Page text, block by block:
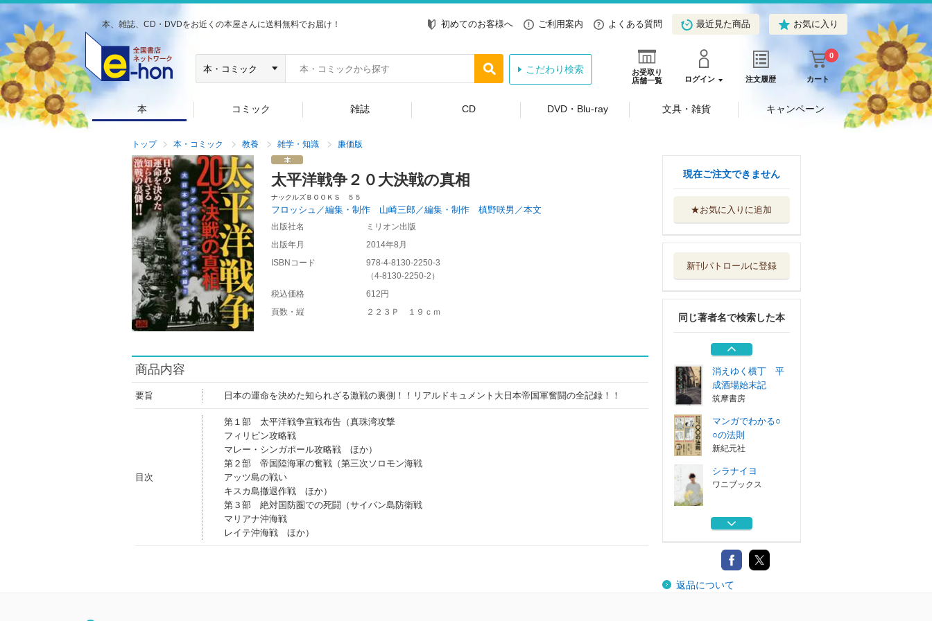
本、雑誌、CD・DVDをお近くの本屋さんに送料無料でお届け！ 初めてのお客様へ ご利用案内 よくある質問 最近見た商品 お気に入り
お受取り
店舗一覧
ログイン 注文履歴 カート
0
こだわり検索
本 コミック 雑誌 CD DVD・Blu-ray 文具・雑貨 キャンペーン
トップ 本・コミック 教養 雑学・知識 廉価版
太平洋戦争２０大決戦の真相
ナックルズＢＯＯＫＳ ５５
フロッシュ／編集・制作 山崎三郎／編集・制作 槙野咲男／本文
出版社名
ミリオン出版
出版年月
2014年8月
ISBNコード
978-4-8130-2250-3
（4-8130-2250-2 ）
税込価格
612円
頁数・縦
２２３Ｐ １９ｃｍ
商品内容
要旨 日本の運命を決めた知られざる激戦の裏側！！リアルドキュメント大日本帝国軍奮闘の全記録！！
目次
第１部 太平洋戦争宣戦布告（真珠湾攻撃
フィリピン攻略戦
マレー・シンガポール攻略戦 ほか）
第２部 帝国陸海軍の奮戦（第三次ソロモン海戦
アッツ島の戦い
キスカ島撤退作戦 ほか）
第３部 絶対国防圏での死闘（サイパン島防衛戦
マリアナ沖海戦
レイテ沖海戦 ほか）
現在ご注文できません
★お気に入りに追加
新刊パトロールに登録
同じ著者名で検索した本
シラナイヨ
ワニブックス
朗読執事 英国執
ホーム社
バラの香り フラ
ンス発－高貴で...
ガイアブックス
消えゆく横丁 平
成酒場始末記
筑摩書房
マンガでわかる○
○の法則
新紀元社
シラナイヨ
ワニブックス
朗読執事 英国執
ホーム社
バラの香り フラ
ンス発－高貴で...
返品について